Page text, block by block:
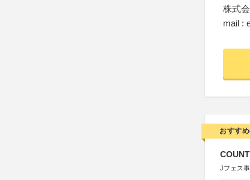
株式
mail :
おすす
Jフェス